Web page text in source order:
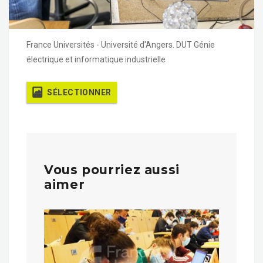
France Universités - Université d'Angers. DUT Génie
électrique et informatique industrielle
SÉLECTIONNER
Vous pourriez aussi
aimer